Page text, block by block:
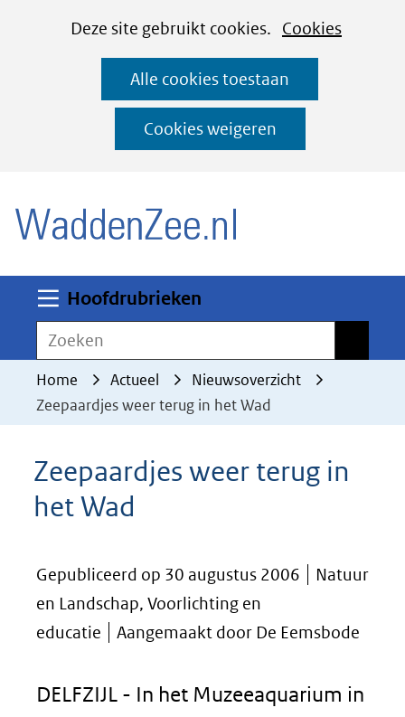
CookiesDeze site gebruikt cookies. Cookies
deze
worden
toegestaan
geweigerd.
Alle cookies toestaan
Cookies weigeren
Ga
naar
de
inhoud
Hoofdrubrieken
Zoeken
Home Actueel
Nieuwsoverzicht
Zeepaardjes weer terug in het Wad
Zeepaardjes weer terug in
het Wad
Gepubliceerd op 30 augustus 2006
Natuur
en Landschap, Voorlichting en
educatie
Aangemaakt door De Eemsbode
DELFZIJL - In het Muzeeaquarium in